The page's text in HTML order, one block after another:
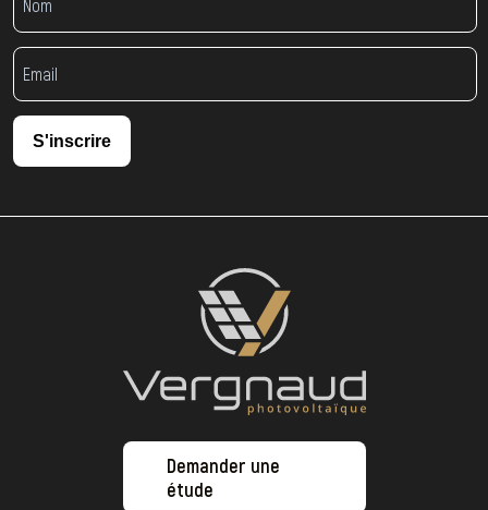
S'inscrire
Demander une
étude